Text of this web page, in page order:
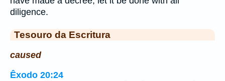
diligence.
Tesouro da Escritura
caused
Êxodo 20:24